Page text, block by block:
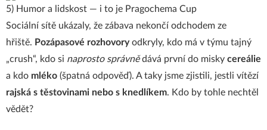
5) Humor a lidskost — i to je Pragochema Cup
Sociální sítě ukázaly, že zábava nekončí odchodem ze
hřiště. Pozápasové rozhovoryodkryly, kdo má v týmu tajný
„crush“, kdo si naprosto správnědává první do misky cereálie
a kdo mléko (špatná odpověď). A taky jsme zjistili, jestli vítězí
rajská s těstovinami nebo s knedlíkem. Kdo by tohle nechtěl
vědět?